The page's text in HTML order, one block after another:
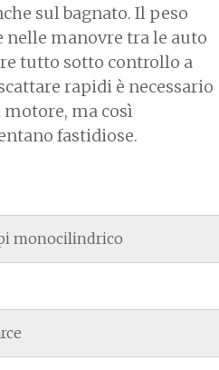
sul bagnato. Il peso
nelle manovre tra le auto
tutto sotto controllo a
rapidi è necessario
ma così
fastidiose.
monocilindrico